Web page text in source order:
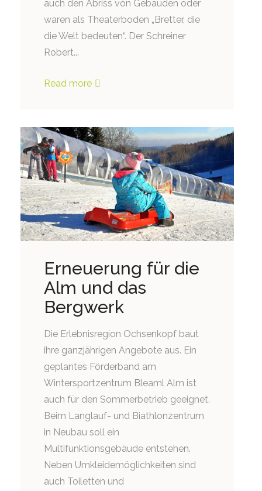
auch den Abriss von Gebäuden oder
waren als Theaterboden „Bretter, die
die Welt bedeuten“. Der Schreiner
Robert...
Read more
Erneuerung für die
Alm und das
Bergwerk
Die Erlebnisregion Ochsenkopf baut
ihre ganzjährigen Angebote aus. Ein
geplantes Förderband am
Wintersportzentrum Bleaml Alm ist
auch für den Sommerbetrieb geeignet.
Beim Langlauf- und Biathlonzentrum
in Neubau soll ein
Multifunktionsgebäude entstehen.
Neben Umkleidemöglichkeiten sind
auch Toiletten und